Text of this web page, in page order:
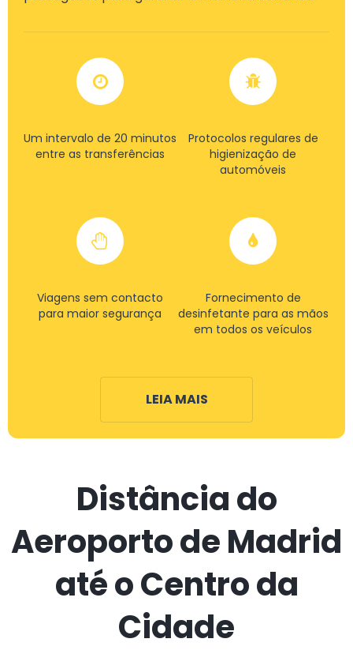
Um intervalo de 20 minutos
entre as transferências
Protocolos regulares de
higienização de
automóveis
Viagens sem contacto
para maior segurança
Fornecimento de
desinfetante para as mãos
em todos os veículos
LEIA MAIS
Distância do
Aeroporto de Madrid
até o Centro da
Cidade